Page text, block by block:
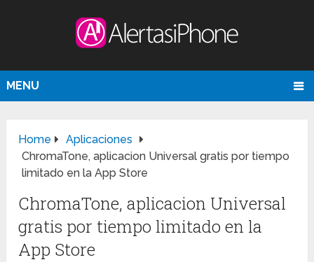
MENU
Home
Aplicaciones
ChromaTone, aplicacion Universal gratis por tiempo
limitado en la App Store
ChromaTone, aplicacion Universal
gratis por tiempo limitado en la
App Store